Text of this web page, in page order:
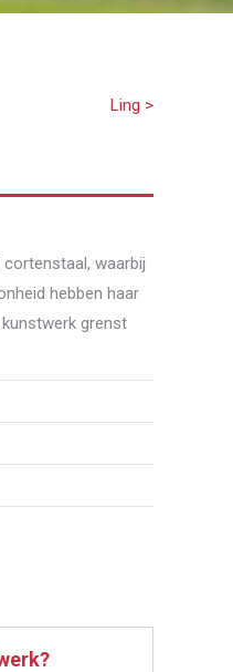
Ling >
waarbij
hebben haar
grenst